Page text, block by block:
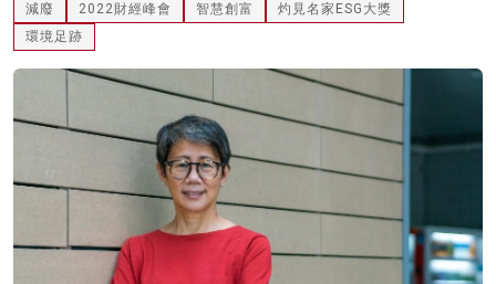
減廢
2022財經峰會 智慧創富
灼見名家ESG大獎
環境足跡